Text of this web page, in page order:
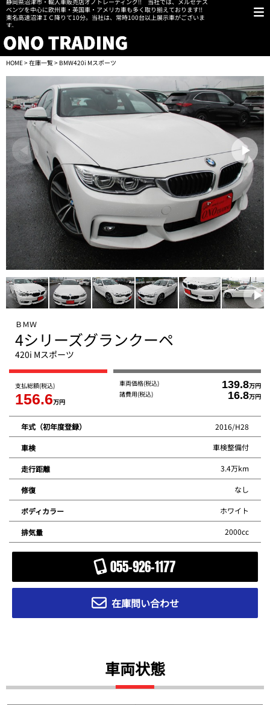
ベンツを中心に欧州車・英国車・アメリカ車も多く取り揃えております!!
東名高速沼津ＩＣ降りて10分。当社は、常時100台以上展示車がございま
す。
HOME>在庫一覧> BMW420i Mスポーツ
ＢＭＷ
4シリーズグランクーペ
420i Mスポーツ
支払総額(税込)
156.6万円
車両価格(税込) 139.8万円
諸費用(税込) 16.8万円
年式（初年度登録） 2016/H28
車検 車検整備付
走行距離 3.4万km
修復 なし
ボディカラー ホワイト
排気量 2000cc
055-926-1177
在庫問い合わせ
車両状態